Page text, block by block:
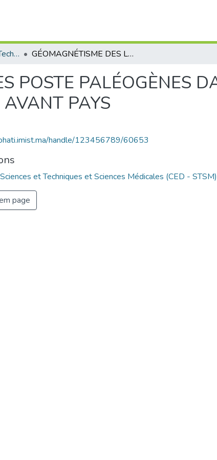
CEDoc en Sciences et Techniques et Sciences Médicales (CED - STSM) GÉOMAGNÉTISME DES LAVES POSTE PALÉOGÈNES DANS LA CHAÎNE ATLASIQUE ET SON AVANT PAYS
POSTE PALÉOGÈNES
PAYS
handle/123456789/60653
et Techniques et Sciences Médicales (CED - STSM)
page